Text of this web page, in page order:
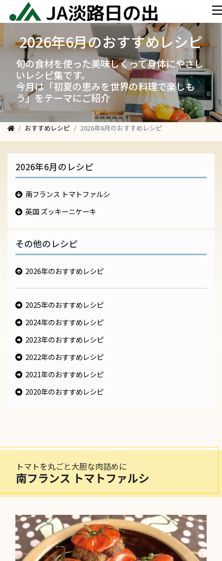
2026年6月のおすすめレシピ
旬の食材を使った美味しくって身体にやさし
いレシピ集です。
今月は「初夏の恵みを世界の料理で楽しも
う」をテーマにご紹介
おすすめレシピ 2026年6月のおすすめレシピ
2026年6月のレシピ
南フランス トマトファルシ
英国 ズッキーニケーキ
その他のレシピ
2026年のおすすめレシピ
2025年のおすすめレシピ
2024年のおすすめレシピ
2023年のおすすめレシピ
2022年のおすすめレシピ
2021年のおすすめレシピ
2020年のおすすめレシピ
トマトを丸ごと大胆な肉詰めに
南フランス トマトファルシ